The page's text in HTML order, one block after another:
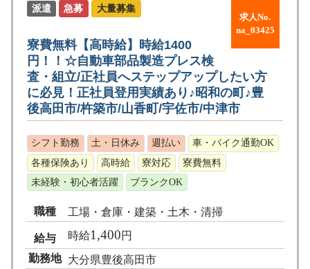
求人No.
na_03425
派遣 急募 大量募集
寮費無料【高時給】時給1400
円！！☆自動車部品製造プレス検
査・組立/正社員へステップアップしたい方
に必見！正社員登用実績あり♪昭和の町♪豊
後高田市/杵築市/山香町/宇佐市/中津市
シフト勤務 土・日休み 週払い
車・バイク通勤OK
各種保険あり
高時給 寮対応
寮費無料
未経験・初心者活躍
ブランクOK
職種 工場・倉庫・建築・土木・清掃
給与 時給1,400円
勤務地 大分県豊後高田市